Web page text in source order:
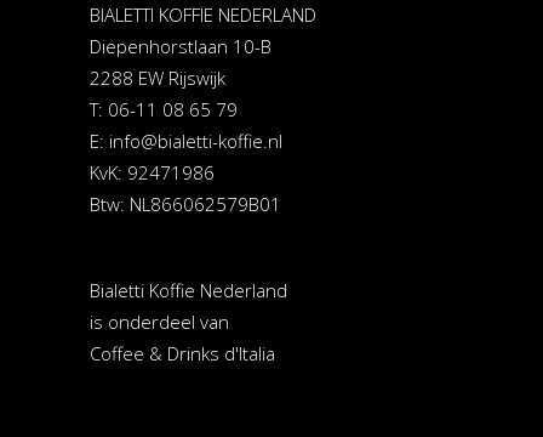
BIALETTI KOFFIE NEDERLAND
Diepenhorstlaan 10-B
2288 EW Rijswijk
T: 06-11 08 65 79
E: info@bialetti-koffie.nl
KvK: 92471986
Btw: NL866062579B01
Bialetti Koffie Nederland
is onderdeel van
Coffee & Drinks d'Italia